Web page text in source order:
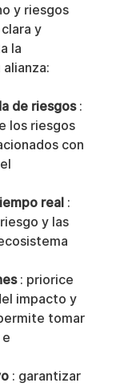
y riesgos
y
la
de riesgos :
los riesgos
con
real :
y las
: priorice
impacto y
tomar
: garantizar